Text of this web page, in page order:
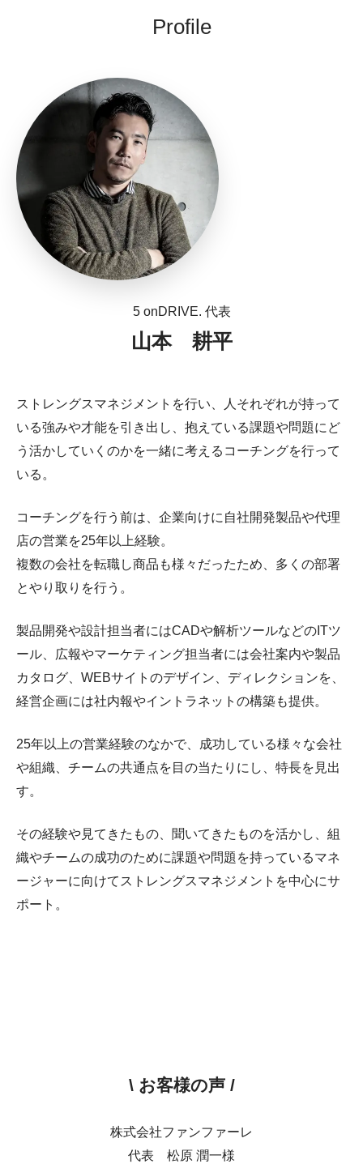
Profile
5 onDRIVE. 代表
山本 耕平
ストレングスマネジメントを行い、人それぞれが持って
いる強みや才能を引き出し、抱えている課題や問題にど
う活かしていくのかを一緒に考えるコーチングを行って
いる。
コーチングを行う前は、企業向けに自社開発製品や代理
店の営業を25年以上経験。
複数の会社を転職し商品も様々だったため、多くの部署
とやり取りを行う。
製品開発や設計担当者にはCADや解析ツールなどのITツ
ール、広報やマーケティング担当者には会社案内や製品
カタログ、WEBサイトのデザイン、ディレクションを、
経営企画には社内報やイントラネットの構築も提供。
25年以上の営業経験のなかで、成功している様々な会社
や組織、チームの共通点を目の当たりにし、特長を見出
す。
その経験や見てきたもの、聞いてきたものを活かし、組
織やチームの成功のために課題や問題を持っているマネ
ージャーに向けてストレングスマネジメントを中心にサ
ポート。
\ お客様の声 /
株式会社ファンファーレ
代表 松原 潤一様